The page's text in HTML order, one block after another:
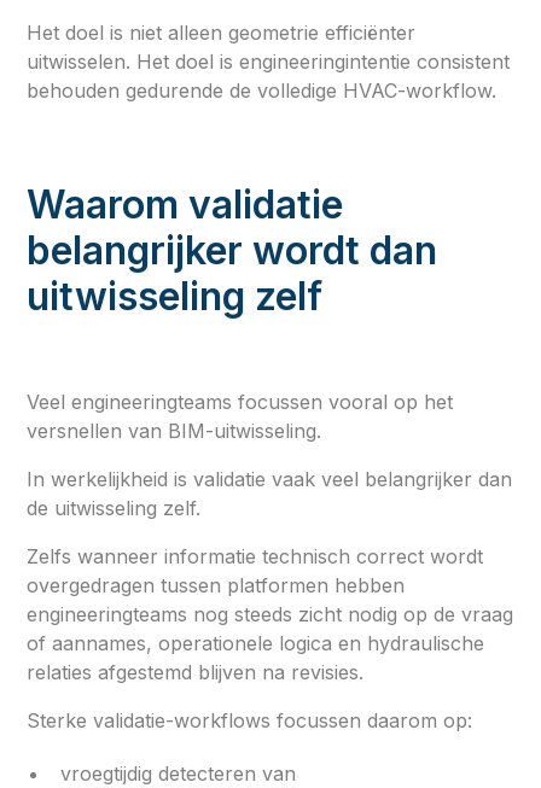
Het doel is niet alleen geometrie efficiënter
uitwisselen. Het doel is engineeringintentie consistent
behouden gedurende de volledige HVAC-workflow.
Waarom validatie
belangrijker wordt dan
uitwisseling zelf
Veel engineeringteams focussen vooral op het
versnellen van BIM-uitwisseling.
In werkelijkheid is validatie vaak veel belangrijker dan
de uitwisseling zelf.
Zelfs wanneer informatie technisch correct wordt
overgedragen tussen platformen hebben
engineeringteams nog steeds zicht nodig op de vraag
of aannames, operationele logica en hydraulische
relaties afgestemd blijven na revisies.
Sterke validatie-workflows focussen daarom op:
vroegtijdig detecteren van